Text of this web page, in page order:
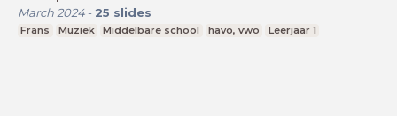
March 2024- 25 slides
Frans Muziek Middelbare school havo, vwo Leerjaar 1